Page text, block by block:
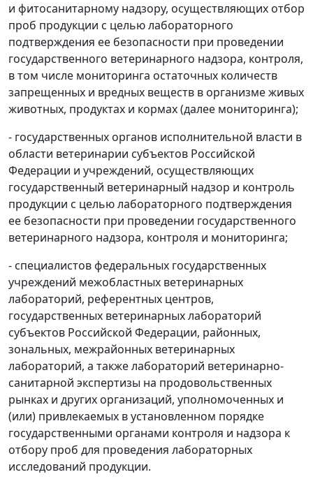
и фитосанитарному надзору, осуществляющих отбор
проб продукции с целью лабораторного
подтверждения ее безопасности при проведении
государственного ветеринарного надзора, контроля,
в том числе мониторинга остаточных количеств
запрещенных и вредных веществ в организме живых
животных, продуктах и кормах (далее мониторинга);
- государственных органов исполнительной власти в
области ветеринарии субъектов Российской
Федерации и учреждений, осуществляющих
государственный ветеринарный надзор и контроль
продукции с целью лабораторного подтверждения
ее безопасности при проведении государственного
ветеринарного надзора, контроля и мониторинга;
- специалистов федеральных государственных
учреждений межобластных ветеринарных
лабораторий, референтных центров,
государственных ветеринарных лабораторий
субъектов Российской Федерации, районных,
зональных, межрайонных ветеринарных
лабораторий, а также лабораторий ветеринарно-
санитарной экспертизы на продовольственных
рынках и других организаций, уполномоченных и
(или) привлекаемых в установленном порядке
государственными органами контроля и надзора к
отбору проб для проведения лабораторных
исследований продукции.